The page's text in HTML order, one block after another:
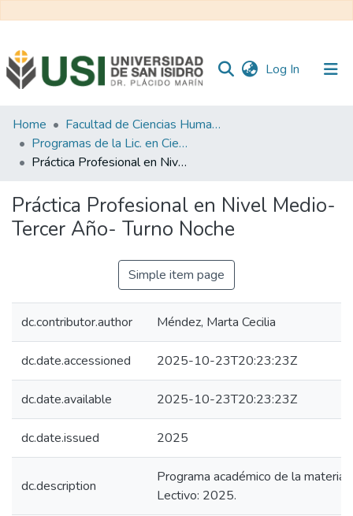
Log In (current)
Communities
&
Collections
Statistics
Home
Facultad de Ciencias Humanas y Sociales
Programas de la Lic. en Ciencias de la Educación
Práctica Profesional en Nivel Medio- Tercer Año- Turno Noche
Práctica Profesional en Nivel Medio-
Tercer Año- Turno Noche
Simple item page
dc.contributor.author Méndez, Marta Cecilia
dc.date.accessioned 2025-10-23T20:23:23Z
dc.date.available 2025-10-23T20:23:23Z
dc.date.issued 2025
dc.description
Programa académico de la materia.
Lectivo: 2025.